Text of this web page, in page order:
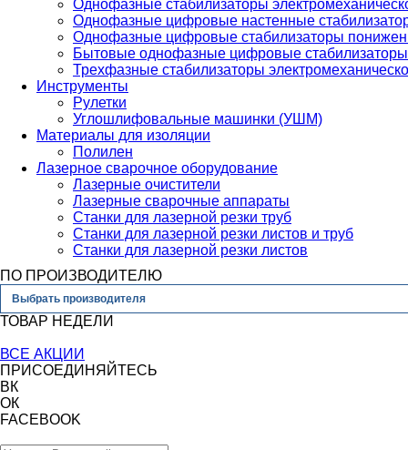
Однофазные стабилизаторы
Однофазные цифровые настенные
Однофазные цифровые стабилизаторы
Бытовые однофазные цифровые стабилизаторы
Трехфазные стабилизаторы
Инструменты
Рулетки
Углошлифовальные машинки (УШМ)
Материалы для изоляции
Полилен
Лазерное сварочное оборудование
Лазерные очистители
Лазерные сварочные аппараты
Станки для лазерной резки труб
Станки для лазерной резки листов и труб
Станки для лазерной резки листов
ПО ПРОИЗВОДИТЕЛЮ
Выбрать производителя
ТОВАР НЕДЕЛИ
ВСЕ АКЦИИ
ПРИСОЕДИНЯЙТЕСЬ
ВК
ОК
FACEBOOK